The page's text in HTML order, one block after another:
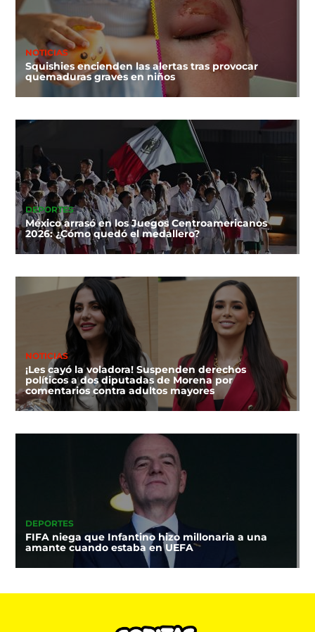
NOTICIAS
Squishies encienden las alertas tras provocar
quemaduras graves en niños
DEPORTES
México arrasó en los Juegos Centroamericanos
2026: ¿Cómo quedó el medallero?
NOTICIAS
¡Les cayó la voladora! Suspenden derechos
políticos a dos diputadas de Morena por
comentarios contra adultos mayores
DEPORTES
FIFA niega que Infantino hizo millonaria a una
amante cuando estaba en UEFA